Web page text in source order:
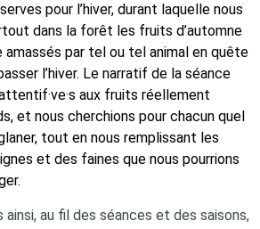
pour l’hiver, durant laquelle nous
dans la forêt les fruits d’automne
amassés par tel ou tel animal en quête
l’hiver. Le narratif de la séance
aux fruits réellement
et nous cherchions pour chacun quel
tout en nous remplissant les
et des faines que nous pourrions
ainsi, au fil des séances et des saisons,